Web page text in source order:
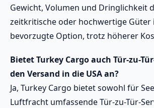
Gewicht, Volumen und Dringlichkeit
zeitkritische oder hochwertige Güter
bevorzugte Option, trotz höherer
Bietet Turkey Cargo auch Tür-zu-
den Versand in die USA an?
Ja, Turkey Cargo bietet sowohl für
Luftfracht umfassende Tür-zu-Tür-